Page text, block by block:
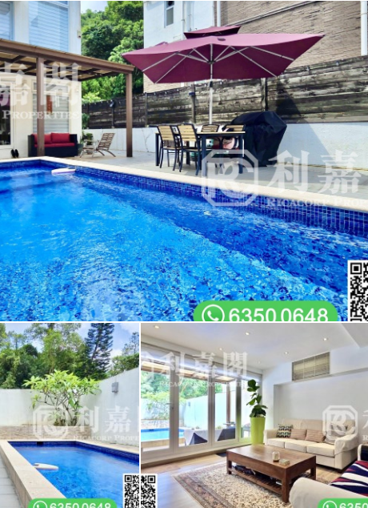
主頁 豪宅 租/售 豪宅成交
售盤 類別 面積
低層
售$13,300,000
黃金置頂
西貢近路樓新全幢
西貢
建築 2100呎
實用 --
置頂